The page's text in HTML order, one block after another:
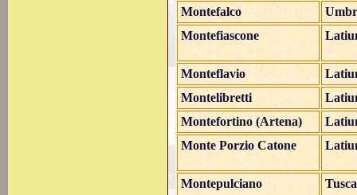
Montefalco
Montefiascone
Monteflavio
Montelibretti
Montefortino (Artena)
Monte Porzio Catone
Montepulciano